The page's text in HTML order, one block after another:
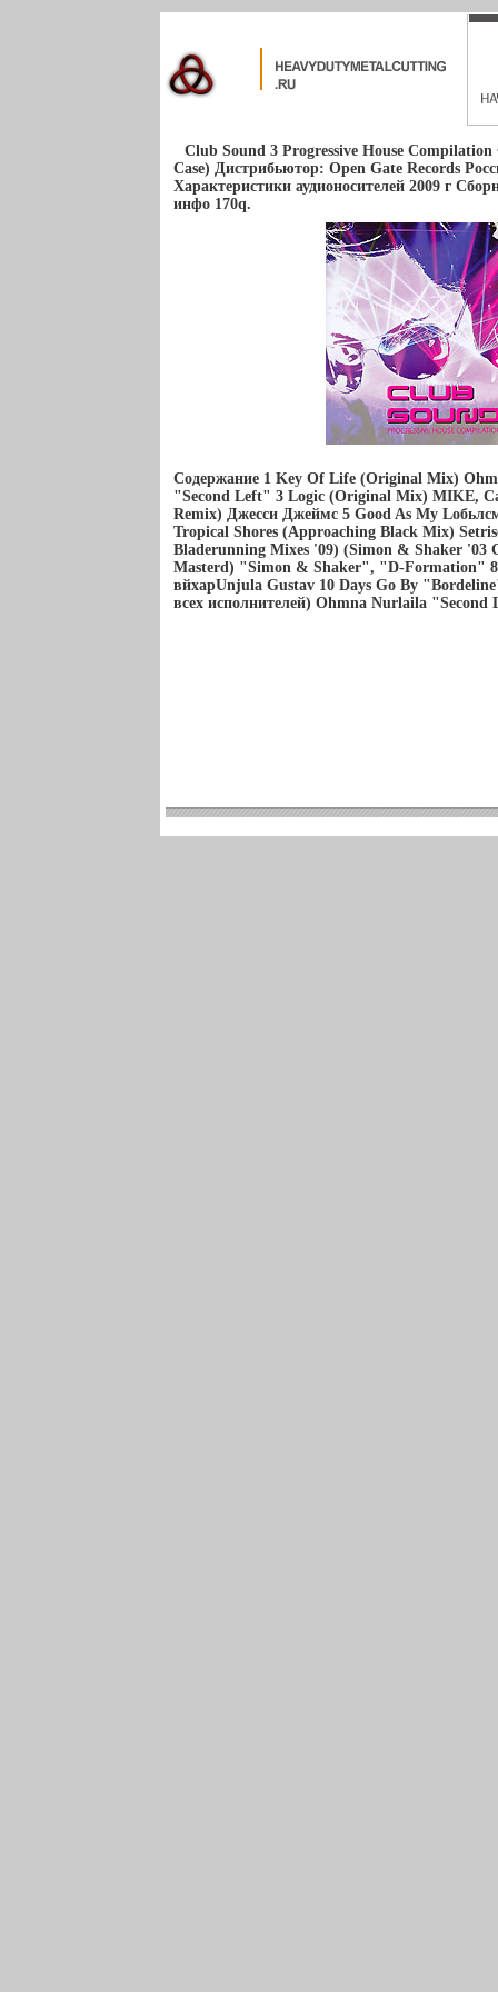
Club Sound 3 Progressive House
Case) Дистрибьютор: Open Gate Records
Характеристики аудионосителей 2009 г
инфо 170q.
Содержание 1 Key Of Life (Original Mix)
"Second Left" 3 Logic (Original Mix) MIKE,
Remix) Джесси Джеймс 5 Good As My
Tropical Shores (Approaching Black Mix)
Bladerunning Mixes '09) (Simon & Shaker '03
Masterd) "Simon & Shaker", "D-Formation" 8
вйхарUnjula Gustav 10 Days Go By
всех исполнителей) Ohmna Nurlaila "Second